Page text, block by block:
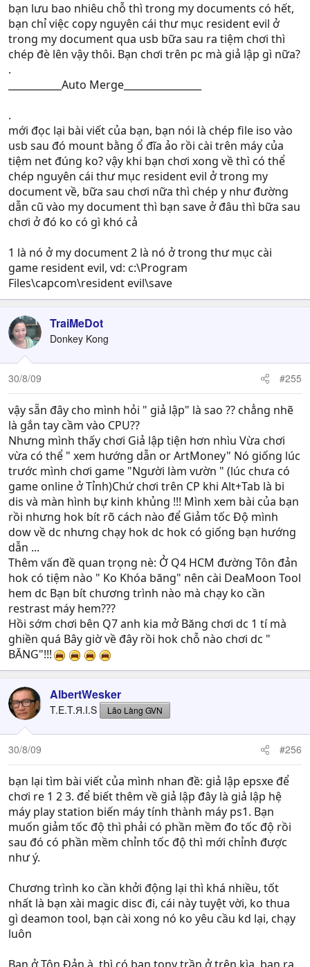
bạn lưu bao nhiêu chỗ thì trong my documents có hết,
bạn chỉ việc copy nguyên cái thư mục resident evil ở
trong my document qua usb bữa sau ra tiệm chơi thì
chép đè lên vậy thôi. Bạn chơi trên pc mà giả lập gì nữa?
.
___________Auto Merge________________
.
mới đọc lại bài viết của bạn, bạn nói là chép file iso vào
usb sau đó mount bằng ổ đĩa ảo rồi cài trên máy của
tiệm net đúng ko? vậy khi bạn chơi xong về thì có thể
chép nguyên cái thư mục resident evil ở trong my
document về, bữa sau chơi nữa thì chép y như đường
dẫn cũ vào my document thì bạn save ở đâu thì bữa sau
chơi ở đó ko có gì khó cả
1 là nó ở my document 2 là nó ở trong thư mục cài
game resident evil, vd: c:\Program
Files\capcom\resident evil\save
TraiMeDot
Donkey Kong
30/8/09 #255
vậy sẵn đây cho mình hỏi " giả lập" là sao ?? chẳng nhẽ
là gắn tay cầm vào CPU??
Nhưng mình thấy chơi Giả lập tiện hơn nhìu Vừa chơi
vừa có thể " xem hướng dẫn or ArtMoney" Nó giống lúc
trước mình chơi game "Người làm vườn " (lúc chưa có
game online ở Tỉnh)Chứ chơi trên CP khi Alt+Tab là bi
dis và màn hình bự kinh khủng !!! Mình xem bài của bạn
rồi nhưng hok bít rõ cách nào để Giảm tốc Độ mình
dow về dc nhưng chạy hok dc hok có giống bạn hướng
dẫn ...
Thêm vấn đề quan trọng nè: Ở Q4 HCM đường Tôn đản
hok có tiệm nào " Ko Khóa băng" nên cài DeaMoon Tool
hem dc Bạn bít chương trình nào mà chạy ko cần
restrast máy hem???
Hồi sớm chơi bên Q7 anh kia mở Băng chơi dc 1 tí mà
ghiền quá Bây giờ về đây rồi hok chỗ nào chơi dc "
BĂNG"!!!
AlbertWesker
T.E.T.Я.I.S Lão Làng GVN
30/8/09 #256
bạn lại tìm bài viết của mình nhan đề: giả lập epsxe để
chơi re 1 2 3. để biết thêm về giả lập đây là giả lập hệ
máy play station biến máy tính thành máy ps1. Bạn
muốn giảm tốc độ thì phải có phần mềm đo tốc độ rồi
sau đó có phần mềm chỉnh tốc độ thì mới chỉnh được
như ý.
Chương trình ko cần khởi động lại thì khá nhiều, tốt
nhất là bạn xài magic disc đi, cái này tuyệt vời, ko thua
gì deamon tool, bạn cài xong nó ko yêu cầu kd lại, chạy
luôn